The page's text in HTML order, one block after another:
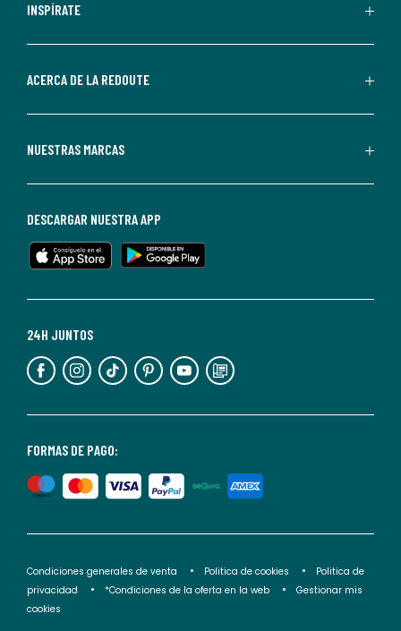
personalizadas
parte
Redoute.
de
en
cualquier
Para
información,
puedes
nuestra
de
privacidad</2>.
INSPÍRATE
ACERCA DE LA REDOUTE
NUESTRAS MARCAS
FORMAS DE PAGO:
24H JUNTOS
DESCARGAR NUESTRA APP
Condiciones generales de venta Politica de cookies
Politica de
privacidad
*Condiciones de la oferta en la web
Gestionar mis
cookies